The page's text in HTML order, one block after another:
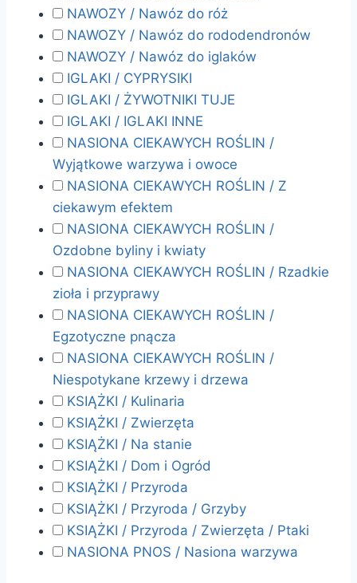
NAWOZY / Nawóz do róż
NAWOZY / Nawóz do rododendronów
NAWOZY / Nawóz do iglaków
IGLAKI / CYPRYSIKI
IGLAKI / ŻYWOTNIKI TUJE
IGLAKI / IGLAKI INNE
NASIONA CIEKAWYCH ROŚLIN /
Wyjątkowe warzywa i owoce
NASIONA CIEKAWYCH ROŚLIN / Z
ciekawym efektem
NASIONA CIEKAWYCH ROŚLIN /
Ozdobne byliny i kwiaty
NASIONA CIEKAWYCH ROŚLIN / Rzadkie
zioła i przyprawy
NASIONA CIEKAWYCH ROŚLIN /
Egzotyczne pnącza
NASIONA CIEKAWYCH ROŚLIN /
Niespotykane krzewy i drzewa
KSIĄŻKI / Kulinaria
KSIĄŻKI / Zwierzęta
KSIĄŻKI / Na stanie
KSIĄŻKI / Dom i Ogród
KSIĄŻKI / Przyroda
KSIĄŻKI / Przyroda / Grzyby
KSIĄŻKI / Przyroda / Zwierzęta / Ptaki
NASIONA PNOS / Nasiona warzywa